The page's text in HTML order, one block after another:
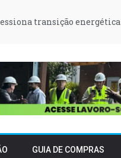
transição energética
GUIA DE COMPRAS